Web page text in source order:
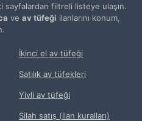
sayfalardan filtreli listeye ulaşın.
ve av tüfeği ilanlarını konum,
İkinci el av tüfeği
Satılık av tüfekleri
Yivli av tüfeği
Silah satış (ilan kuralları)